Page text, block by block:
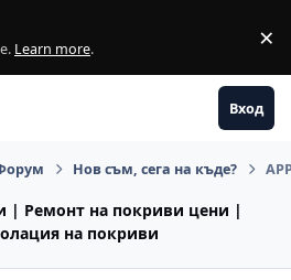
Learn more. ×
Вход
Нов съм, сега на къде?
| Ремонт на покриви цени |
на покриви